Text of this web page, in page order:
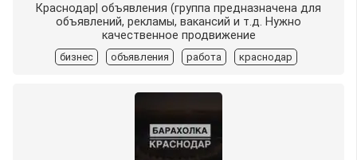
Краснодар| объявления (группа предназначена для
объявлений, рекламы, вакансий и т.д. Нужно
качественное продвижение
бизнес объявления работа краснодар